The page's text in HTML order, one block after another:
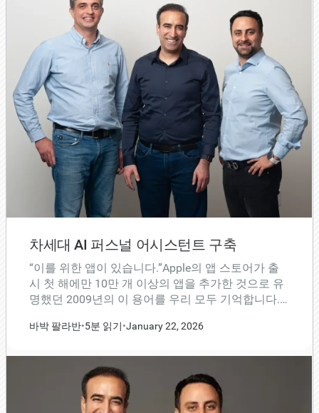
차세대 AI 퍼스널 어시스턴트 구축
“이를 위한 앱이 있습니다.”Apple의 앱 스토어가 출
시 첫 해에만 10만 개 이상의 앱을 추가한 것으로 유
명했던 2009년의 이 용어를 우리 모두 기억합니다.
늘날 이를 위한 “부파일럿”이 생겼습니다.처음에는
용어는 다양한 기술과 작업에 걸쳐 사용자의 생산성
향상을 돕는 AI 어시스턴트 도구를 설명하는 데 널리
사용됩니다.최근 캄브리아기 부조종사의 폭발적인
바박 팔라반•5분 읽기•January 22, 2026